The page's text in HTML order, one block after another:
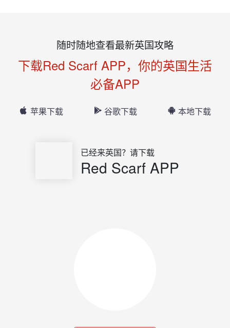
随时随地查看最新英国攻略
下载Red Scarf APP，你的英国生活
必备APP
苹果下载 谷歌下载 本地下载
已经来英国？请下载
Red Scarf APP